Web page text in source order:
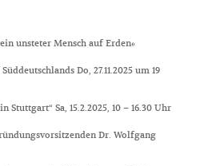
unsteter Mensch auf Erden«
Do, 27.11.2025 um 19
Sa, 15.2.2025, 10 – 16.30 Uhr
Dr. Wolfgang